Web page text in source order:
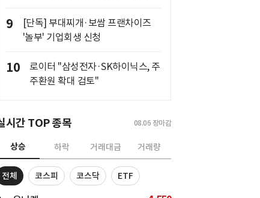
9
[단독] 부대찌개·보쌈 프랜차이즈
'놀부' 기업회생 신청
10
로이터 "삼성전자·SK하이닉스, 주
주환원 확대 검토"
시간 TOP 종목 08.06 장마감
상승 하락 거래대금 거래량
전체 코스피 코스닥 ETF